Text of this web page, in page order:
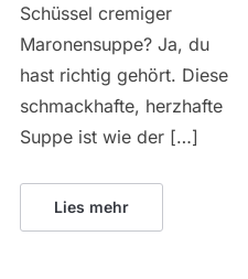
Schüssel cremiger
Maronensuppe? Ja, du
hast richtig gehört. Diese
schmackhafte, herzhafte
Suppe ist wie der […]
Lies mehr